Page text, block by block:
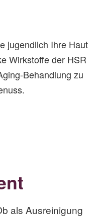
jugendlich Ihre Haut
Wirkstoffe der HSR
Behandlung zu
als Ausreinigung